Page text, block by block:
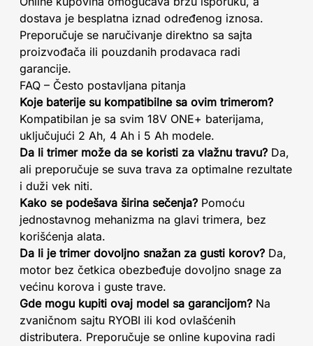
dostava je besplatna iznad određenog iznosa.
Preporučuje se naručivanje direktno sa sajta
proizvođača ili pouzdanih prodavaca radi
garancije.
FAQ – Često postavljana pitanja
Koje baterije su kompatibilne sa ovim trimerom?
Kompatibilan je sa svim 18V ONE+ baterijama,
uključujući 2 Ah, 4 Ah i 5 Ah modele.
Da li trimer može da se koristi za vlažnu travu? Da,
ali preporučuje se suva trava za optimalne rezultate
i duži vek niti.
Kako se podešava širina sečenja? Pomoću
jednostavnog mehanizma na glavi trimera, bez
korišćenja alata.
Da li je trimer dovoljno snažan za gusti korov? Da,
motor bez četkica obezbeđuje dovoljno snage za
većinu korova i guste trave.
Gde mogu kupiti ovaj model sa garancijom? Na
zvaničnom sajtu RYOBI ili kod ovlašćenih
distributera. Preporučuje se online kupovina radi